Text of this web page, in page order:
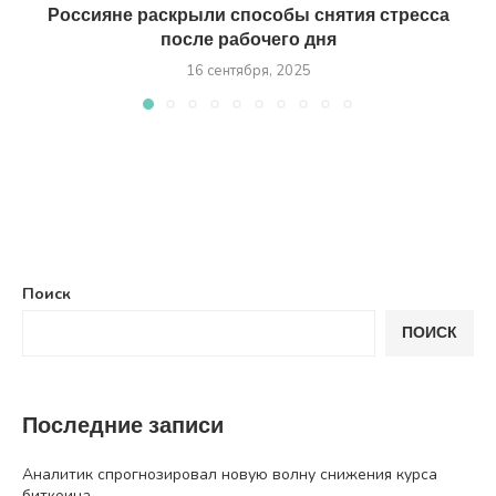
Россияне раскрыли способы снятия стресса
после рабочего дня
16 сентября, 2025
Поиск
ПОИСК
Последние записи
Аналитик спрогнозировал новую волну снижения курса